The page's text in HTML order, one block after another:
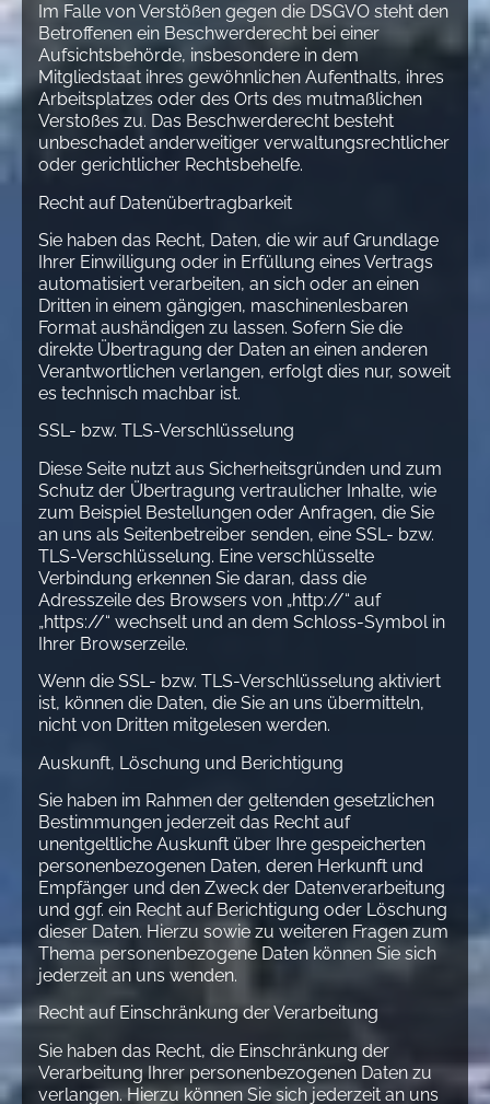
Im Falle von Verstößen gegen die DSGVO steht den
Betroffenen ein Beschwerderecht bei einer
Aufsichtsbehörde, insbesondere in dem
Mitgliedstaat ihres gewöhnlichen Aufenthalts, ihres
Arbeitsplatzes oder des Orts des mutmaßlichen
Verstoßes zu. Das Beschwerderecht besteht
unbeschadet anderweitiger verwaltungsrechtlicher
oder gerichtlicher Rechtsbehelfe.
Recht auf Daten­übertrag­barkeit
Sie haben das Recht, Daten, die wir auf Grundlage
Ihrer Einwilligung oder in Erfüllung eines Vertrags
automatisiert verarbeiten, an sich oder an einen
Dritten in einem gängigen, maschinenlesbaren
Format aushändigen zu lassen. Sofern Sie die
direkte Übertragung der Daten an einen anderen
Verantwortlichen verlangen, erfolgt dies nur, soweit
es technisch machbar ist.
SSL- bzw. TLS-Verschlüsselung
Diese Seite nutzt aus Sicherheitsgründen und zum
Schutz der Übertragung vertraulicher Inhalte, wie
zum Beispiel Bestellungen oder Anfragen, die Sie
an uns als Seitenbetreiber senden, eine SSL- bzw.
TLS-Verschlüsselung. Eine verschlüsselte
Verbindung erkennen Sie daran, dass die
Adresszeile des Browsers von „http://“ auf
„https://“ wechselt und an dem Schloss-Symbol in
Ihrer Browserzeile.
Wenn die SSL- bzw. TLS-Verschlüsselung aktiviert
ist, können die Daten, die Sie an uns übermitteln,
nicht von Dritten mitgelesen werden.
Auskunft, Löschung und Berichtigung
Sie haben im Rahmen der geltenden gesetzlichen
Bestimmungen jederzeit das Recht auf
unentgeltliche Auskunft über Ihre gespeicherten
personenbezogenen Daten, deren Herkunft und
Empfänger und den Zweck der Datenverarbeitung
und ggf. ein Recht auf Berichtigung oder Löschung
dieser Daten. Hierzu sowie zu weiteren Fragen zum
Thema personenbezogene Daten können Sie sich
jederzeit an uns wenden.
Recht auf Einschränkung der Verarbeitung
Sie haben das Recht, die Einschränkung der
Verarbeitung Ihrer personenbezogenen Daten zu
verlangen. Hierzu können Sie sich jederzeit an uns